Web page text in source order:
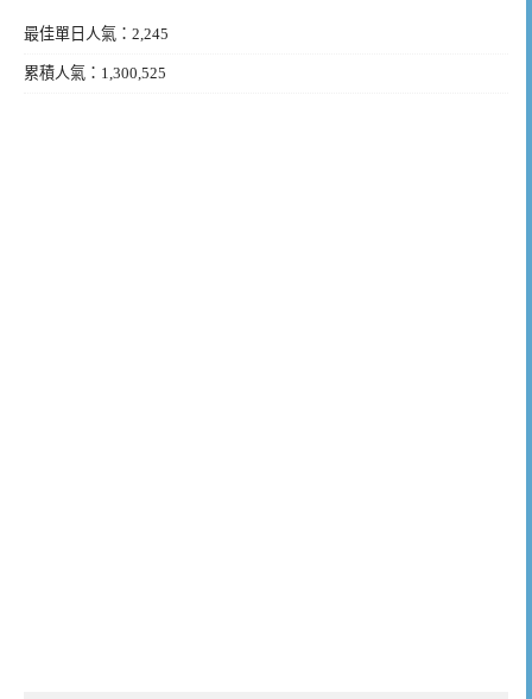
最佳單日人氣：2,245
累積人氣：1,300,525